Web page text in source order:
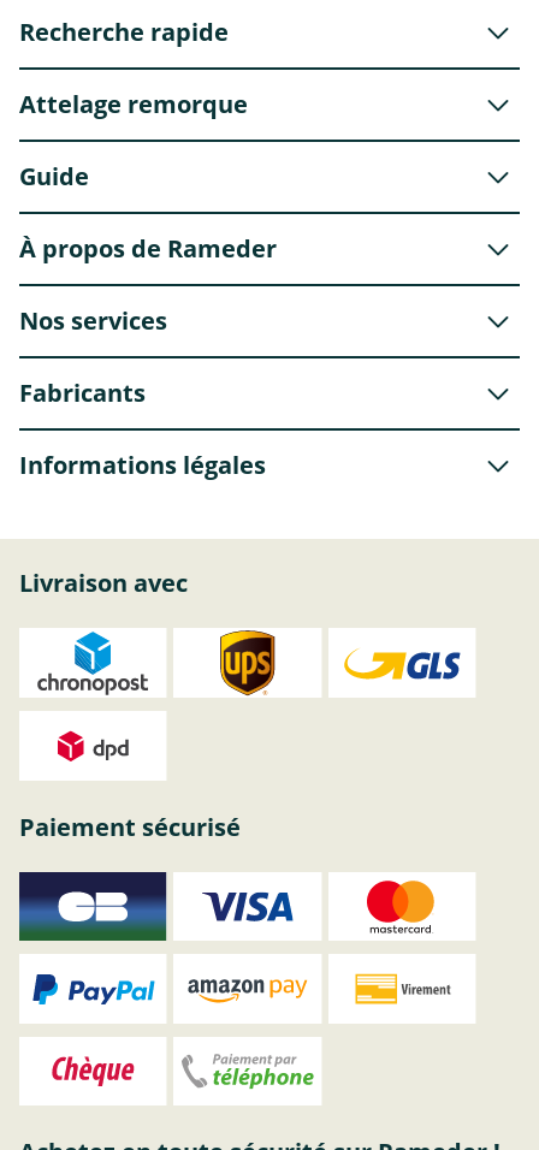
Recherche rapide
Attelage remorque
Guide
À propos de Rameder
Nos services
Fabricants
Informations légales
Livraison avec
Paiement sécurisé